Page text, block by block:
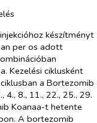
készítményt
per os adott
Kezelési ciklusként
a Bortezomib
8., 11., 22., 25., 29.
Koanaa-t hetente
A bortezomib